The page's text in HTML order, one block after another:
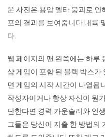
운 사진은 용암 델타 붕괴로
포의 결과를 보여줍니다 내륙
다.
웹 페이지의 맨 왼쪽에는 하루
샵 게임이 포함 된 블랙 박스
면 게임의 시작 시간이 나열됩
작성자이거나 항상 자신이 뭔
단한다면 경력 카운슬러와 인
그들은 당신이 지출 한 방법의